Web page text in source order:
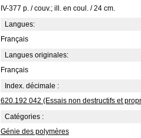
IV-377 p. / couv.; ill. en coul. / 24 cm.
Langues:
Français
Langues originales:
Français
Index. décimale :
620.192 042 (Essais non destructifs et
Catégories :
Génie des polymères